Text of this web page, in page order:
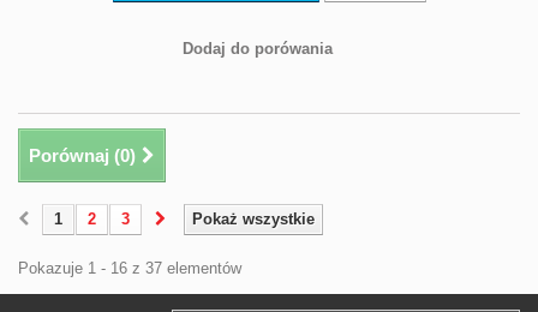
Dodaj do porówania
Porównaj (0)
Pokaż wszystkie
1 2 3
Pokazuje 1 - 16 z 37 elementów